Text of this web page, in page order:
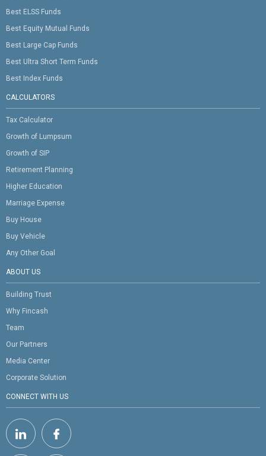
Best ELSS Funds
Best Equity Mutual Funds
Best Large Cap Funds
Best Ultra Short Term Funds
Best Index Funds
CALCULATORS
Tax Calculator
Growth of Lumpsum
Growth of SIP
Retirement Planning
Higher Education
Marriage Expense
Buy House
Buy Vehicle
Any Other Goal
ABOUT US
Building Trust
Why Fincash
Team
Our Partners
Media Center
Corporate Solution
CONNECT WITH US